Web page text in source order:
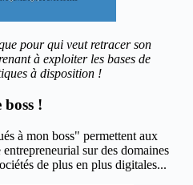
pour qui veut retracer son
à exploiter les bases de
à disposition !
!
à mon boss" permettent aux
sur des domaines
de plus en plus digitales...